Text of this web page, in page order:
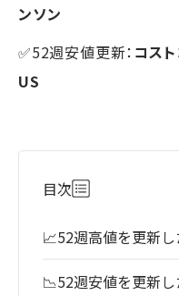
ンソン
✅52週安値更新： コス
US
目次
📈52週高値を更新
📉52週安値を更新